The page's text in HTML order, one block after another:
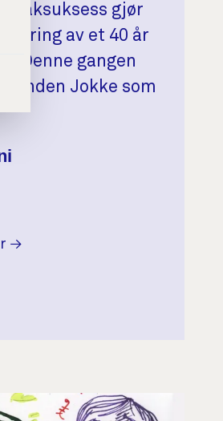
gjør
feiring av et 40 år
Denne gangen
Jokke som